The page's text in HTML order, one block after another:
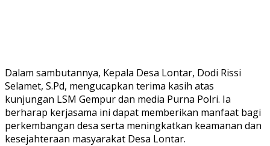
Dalam sambutannya, Kepala Desa Lontar, Dodi Rissi
Selamet, S.Pd, mengucapkan terima kasih atas
kunjungan LSM Gempur dan media Purna Polri. Ia
berharap kerjasama ini dapat memberikan manfaat bagi
perkembangan desa serta meningkatkan keamanan dan
kesejahteraan masyarakat Desa Lontar.